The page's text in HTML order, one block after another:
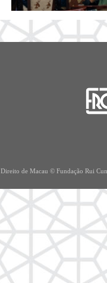
de Macau © Fundação Rui